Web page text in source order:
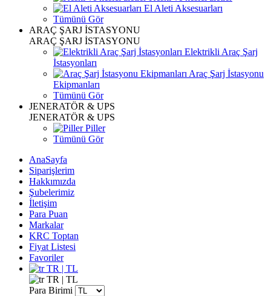
El Aleti Aksesuarları
Tümünü Gör
ARAÇ ŞARJ İSTASYONU
ARAÇ ŞARJ İSTASYONU
Elektrikli Araç Şarj
İstasyonları
Araç Şarj İstasyonu
Ekipmanları
Tümünü Gör
JENERATÖR & UPS
JENERATÖR & UPS
Piller
Tümünü Gör
AnaSayfa
Siparişlerim
Hakkımızda
Şubelerimiz
İletişim
Para Puan
Markalar
KRC Toptan
Fiyat Listesi
Favoriler
TR | TL
TR | TL
Para Birimi